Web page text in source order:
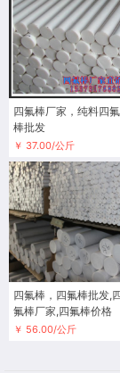
四氟棒厂家，纯料四氟
棒批发
￥ 37.00/公斤
四氟棒，四氟棒批发,
氟棒厂家,四氟棒价格
￥ 56.00/公斤